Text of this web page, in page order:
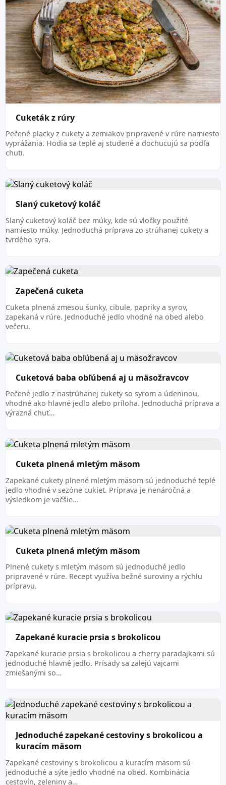
Cuketák z rúry
Pečené placky z cukety a zemiakov pripravené v rúre namiesto
vyprážania. Hodia sa teplé aj studené a dochucujú sa podľa
chuti.
Slaný cuketový koláč
Slaný cuketový koláč bez múky, kde sú vločky použité
namiesto múky. Jednoduchá príprava zo strúhanej cukety a
tvrdého syra.
Zapečená cuketa
Cuketa plnená zmesou šunky, cibule, papriky a syrov,
zapekaná v rúre. Jednoduché jedlo vhodné na obed alebo
večeru.
Cuketová baba obľúbená aj u mäsožravcov
Pečené jedlo z nastrúhanej cukety so syrom a údeninou,
vhodné ako hlavné jedlo alebo príloha. Jednoduchá príprava a
výrazná chuť…
Cuketa plnená mletým mäsom
Zapekané cukety plnené mletým mäsom sú jednoduché teplé
jedlo vhodné v sezóne cukiet. Príprava je nenáročná a
výsledkom je väčšie…
Cuketa plnená mletým mäsom
Plnené cukety s mletým mäsom sú jednoduché jedlo
pripravené v rúre. Recept využíva bežné suroviny a rýchlu
prípravu.
Zapekané kuracie prsia s brokolicou
Zapekané kuracie prsia s brokolicou a cherry paradajkami sú
jednoduché hlavné jedlo. Prísady sa zalejú vajcami
zmiešanými so…
Jednoduché zapekané cestoviny s brokolicou a
kuracím mäsom
Zapekané cestoviny s brokolicou a kuracím mäsom sú
jednoduché a sýte jedlo vhodné na obed. Kombinácia
cestovín, zeleniny a…